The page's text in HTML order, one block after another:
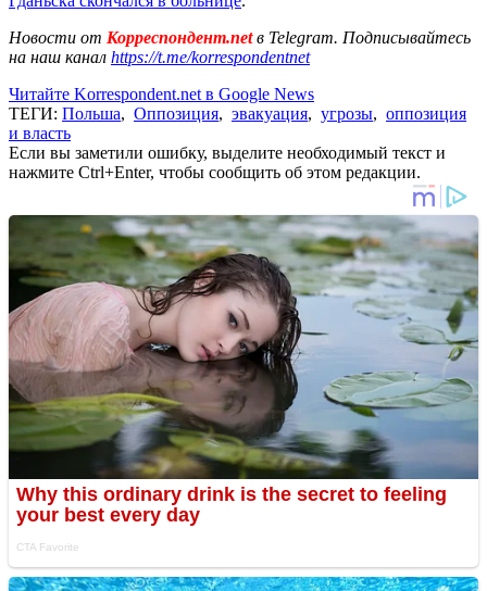
Новости от Корреспондент.netв Telegram. Подписывайтесь
на наш канал https://t.me/korrespondentnet
Читайте Korrespondent.net в Google News
ТЕГИ: Польша, Оппозиция, эвакуация, угрозы, оппозиция
и власть
Если вы заметили ошибку, выделите необходимый текст и
нажмите Ctrl+Enter, чтобы сообщить об этом редакции.